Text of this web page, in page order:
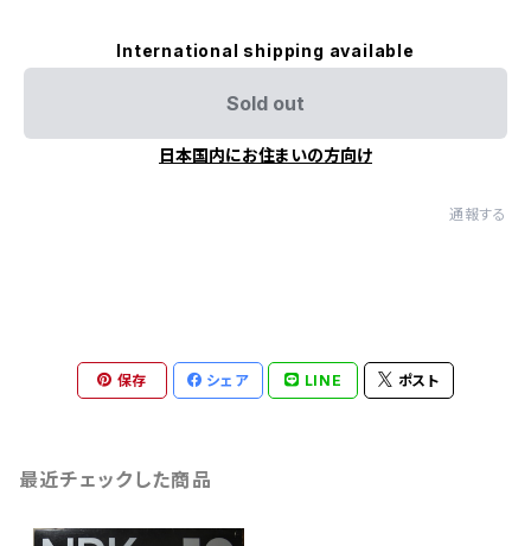
International shipping available
Sold out
日本国内にお住まいの方向け
通報する
保存 シェア LINE ポスト
最近チェックした商品